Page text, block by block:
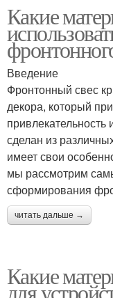
Какие
Введение
Фронтонный свес
декора, который
сделан из
имеет свои
мы рассмотрим
сформирования
читать дальше →
Какие